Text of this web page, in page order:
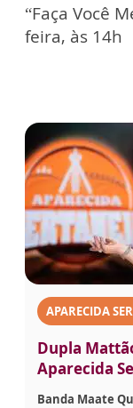
“Faça Você
feira, às 14h
APARECIDA
Dupla
Aparecida
Banda Maate